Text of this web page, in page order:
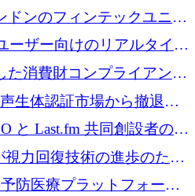
めに 700 万ユーロを調達
ドンのフィンテックユニコ
オリバー・プリル氏
ーザー向けのリアルタイム
イヤーを構築するために
万ドルを調達
た消費財コンプライアンス
ために 400 万ドルを調達
生体認証市場から撤退す
54万6,000ポンドのプレシ
と Last.fm 共同創設者の支
撤退
視力回復技術の進歩のため
保
防医療プラットフォーム